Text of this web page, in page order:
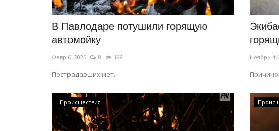
В Павлодаре потушили горящую
автомойку
Февр 6, 2025 0 199
Пострадавших нет.
Ноябрь 4,
Происшествия